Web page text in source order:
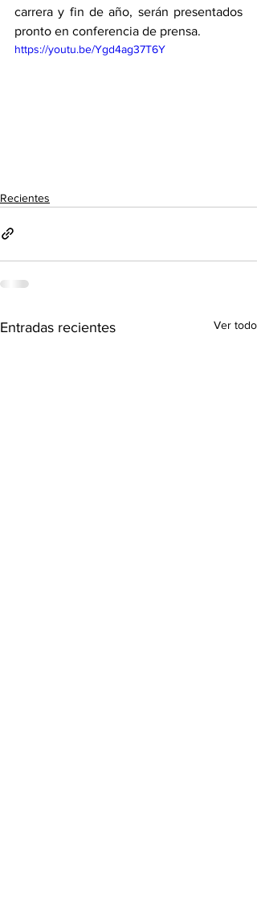
carrera y fin de año, serán presentados
pronto en conferencia de prensa.
https://youtu.be/Ygd4ag37T6Y
Recientes
Entradas recientes Ver todo